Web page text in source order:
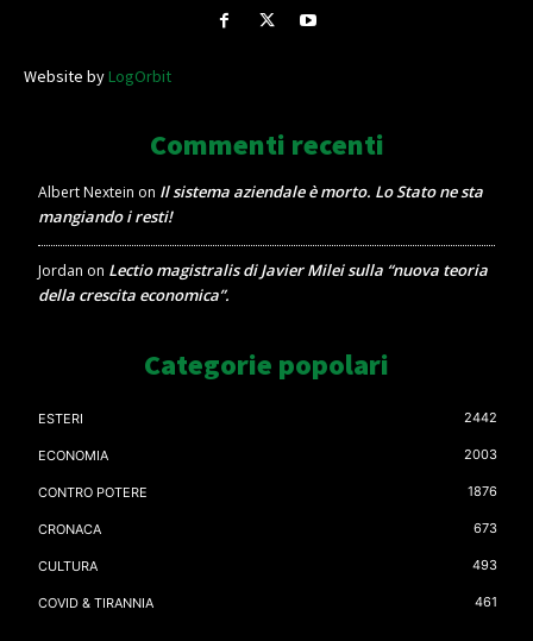
Website byLogOrbit
Commenti recenti
Albert Nextein on Il sistema aziendale è morto. Lo Stato ne sta
mangiando i resti!
Jordan on Lectio magistralis di Javier Milei sulla “nuova teoria
della crescita economica”.
Categorie popolari
ESTERI 2442
ECONOMIA 2003
CONTRO POTERE 1876
CRONACA 673
CULTURA 493
COVID & TIRANNIA 461